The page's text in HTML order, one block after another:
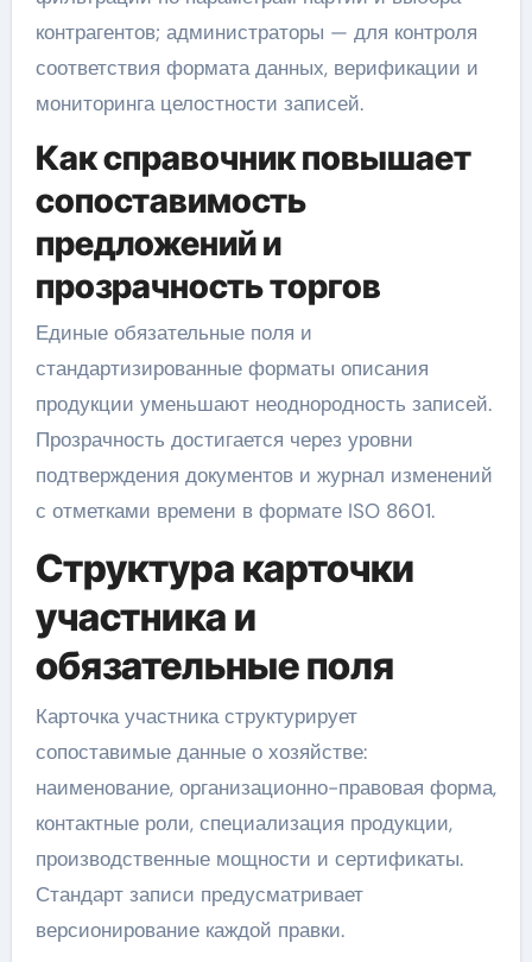
контрагентов; администраторы — для контроля
соответствия формата данных, верификации и
мониторинга целостности записей.
Как справочник повышает
сопоставимость
предложений и
прозрачность торгов
Единые обязательные поля и
стандартизированные форматы описания
продукции уменьшают неоднородность записей.
Прозрачность достигается через уровни
подтверждения документов и журнал изменений
с отметками времени в формате ISO 8601.
Структура карточки
участника и
обязательные поля
Карточка участника структурирует
сопоставимые данные о хозяйстве:
наименование, организационно-правовая форма,
контактные роли, специализация продукции,
производственные мощности и сертификаты.
Стандарт записи предусматривает
версионирование каждой правки.